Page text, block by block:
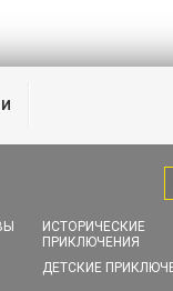
ИСТОРИЧЕСКИЕ
ПРИКЛЮЧЕНИЯ
ДЕТСКИЕ